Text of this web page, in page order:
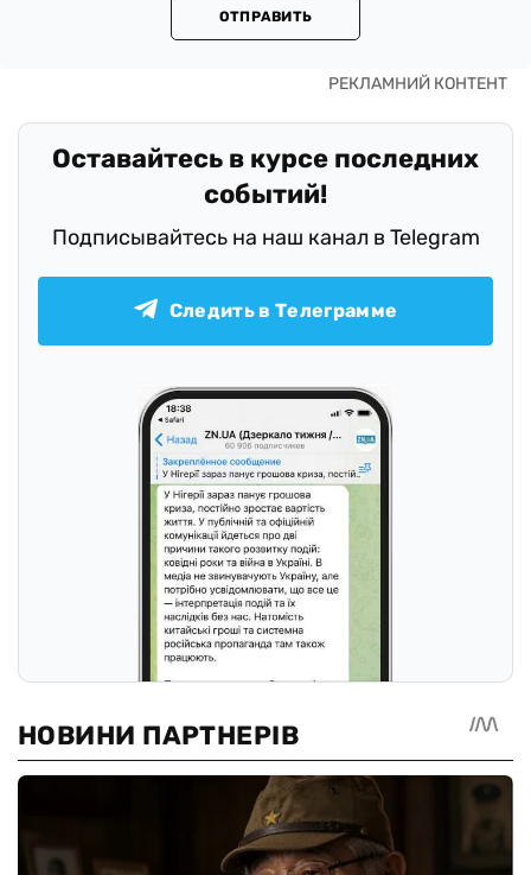
ОТПРАВИТЬ
Оставайтесь в курсе последних
событий!
Подписывайтесь на наш канал в Telegram
Следить в Телеграмме